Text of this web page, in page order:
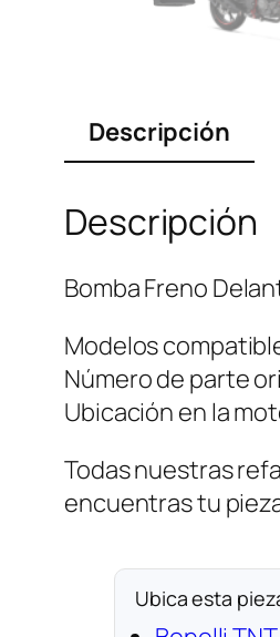
Descripción
Descripción
Bomba Freno
Modelos
Número de parte
Ubicación en la
Todas nuestras
encuentras tu
Ubica esta